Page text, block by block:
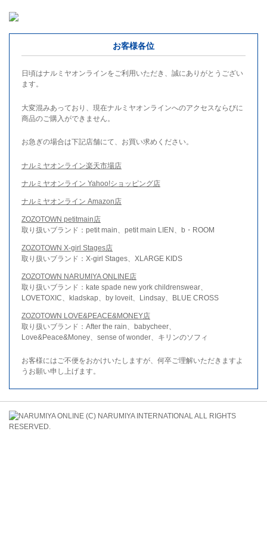
お客様各位
日頃はナルミヤオンラインをご利用いただき、誠にありがとうござい
ます。
大変混みあっており、現在ナルミヤオンラインへのアクセスならびに
商品のご購入ができません。
お急ぎの場合は下記店舗にて、お買い求めください。
ナルミヤオンライン楽天市場店
ナルミヤオンライン Yahoo!ショッピング店
ナルミヤオンライン Amazon店
ZOZOTOWN petitmain店
取り扱いブランド：petit main、petit main LIEN、b・ROOM
ZOZOTOWN X-girl Stages店
取り扱いブランド：X-girl Stages、XLARGE KIDS
ZOZOTOWN NARUMIYA ONLINE店
取り扱いブランド：kate spade new york childrenswear、
LOVETOXIC、kladskap、by loveit、Lindsay、BLUE CROSS
ZOZOTOWN LOVE&PEACE&MONEY店
取り扱いブランド：After the rain、babycheer、
Love&Peace&Money、sense of wonder、キリンのソフィ
お客様にはご不便をおかけいたしますが、何卒ご理解いただきますよ
うお願い申し上げます。